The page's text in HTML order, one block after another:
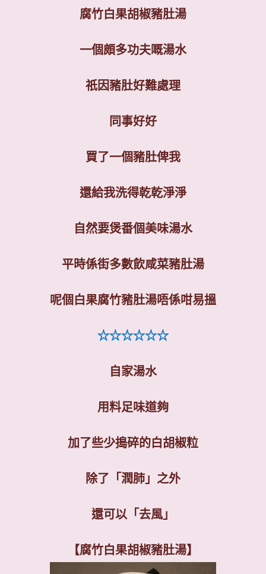
腐竹白果胡椒豬肚湯
一個頗多功夫嘅湯水
祇因豬肚好難處理
同事好好
買了一個豬肚俾我
還給我洗得乾乾淨淨
自然要煲番個美味湯水
平時係街多數飲咸菜豬肚湯
呢個白果腐竹豬肚湯唔係咁易搵
☆☆☆☆☆☆
自家湯水
用料足味道夠
加了些少搗碎的白胡椒粒
除了「潤肺」之外
還可以「去風」
【腐竹白果胡椒豬肚湯】